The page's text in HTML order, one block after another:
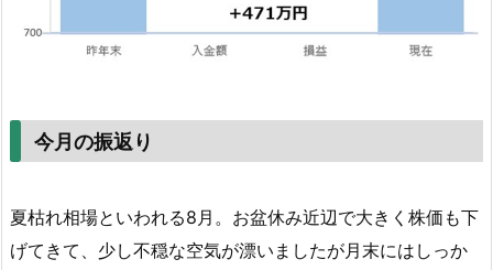
今月の振返り
夏枯れ相場といわれる8月。お盆休み近辺で大きく株価も下
げてきて、少し不穏な空気が漂いましたが月末にはしっか